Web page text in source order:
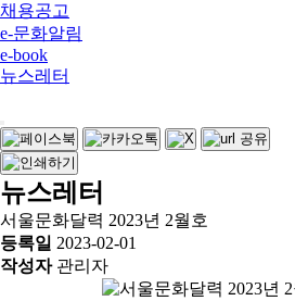
채용공고
e-문화알림
e-book
뉴스레터
뉴스레터
서울문화달력 2023년 2월호
등록일 2023-02-01
작성자 관리자